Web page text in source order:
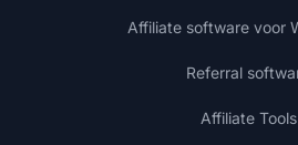
Affiliate software voor
Referral
Affiliate Tools